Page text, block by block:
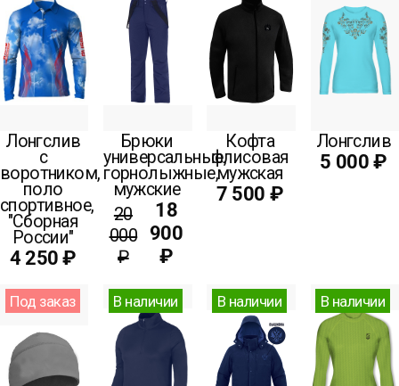
Лонгслив
с
воротником,
поло
спортивное,
"Сборная
России"
4 250 ₽
Брюки
универсальные,
горнолыжные,
мужские
20
000
₽
18
900
₽
Кофта
флисовая
мужская
7 500 ₽
Лонгслив
5 000 ₽
Под заказ В наличии В наличии В наличии